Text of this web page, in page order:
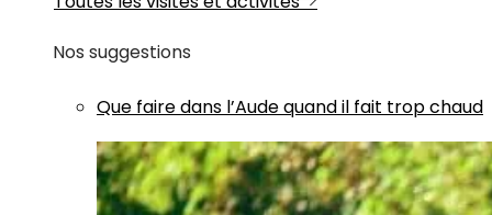
Nos suggestions
Que faire dans l’Aude quand il fait trop chaud